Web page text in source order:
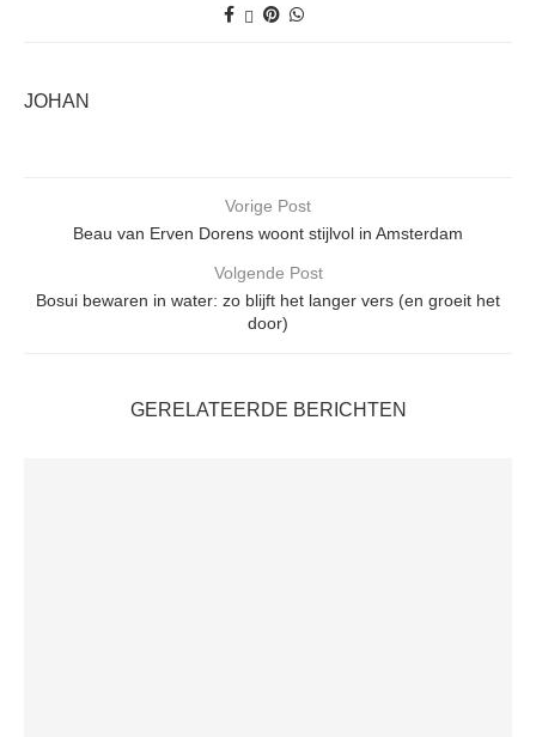
JOHAN
Vorige Post
Beau van Erven Dorens woont stijlvol in Amsterdam
Volgende Post
Bosui bewaren in water: zo blijft het langer vers (en groeit het
door)
GERELATEERDE BERICHTEN